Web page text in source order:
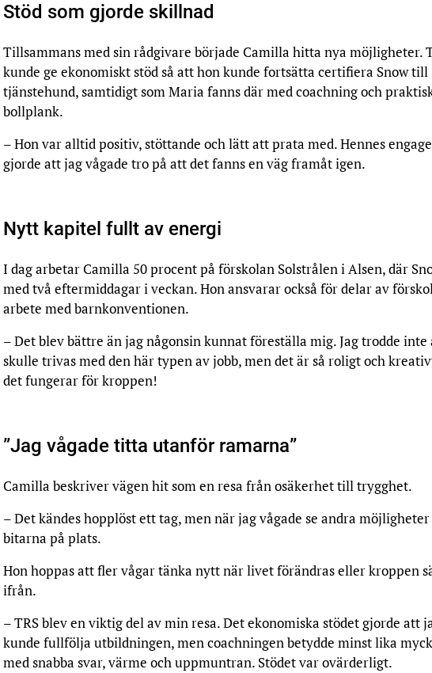
Stöd som gjorde skillnad
Tillsammans med sin rådgivare började Camilla hitta nya möjligheter.
kunde ge ekonomiskt stöd så att hon kunde fortsätta certifiera Snow till
tjänstehund, samtidigt som Maria fanns där med coachning och
bollplank.
– Hon var alltid positiv, stöttande och lätt att prata med. Hennes
gjorde att jag vågade tro på att det fanns en väg framåt igen.
Nytt kapitel fullt av energi
I dag arbetar Camilla 50 procent på förskolan Solstrålen i Alsen, där
med två eftermiddagar i veckan. Hon ansvarar också för delar av
arbete med barnkonventionen.
– Det blev bättre än jag någonsin kunnat föreställa mig. Jag trodde inte
skulle trivas med den här typen av jobb, men det är så roligt och
det fungerar för kroppen!
”Jag vågade titta utanför ramarna”
Camilla beskriver vägen hit som en resa från osäkerhet till trygghet.
– Det kändes hopplöst ett tag, men när jag vågade se andra
bitarna på plats.
Hon hoppas att fler vågar tänka nytt när livet förändras eller kroppen
ifrån.
– TRS blev en viktig del av min resa. Det ekonomiska stödet gjorde att
kunde fullfölja utbildningen, men coachningen betydde minst lika
med snabba svar, värme och uppmuntran. Stödet var ovärderligt.